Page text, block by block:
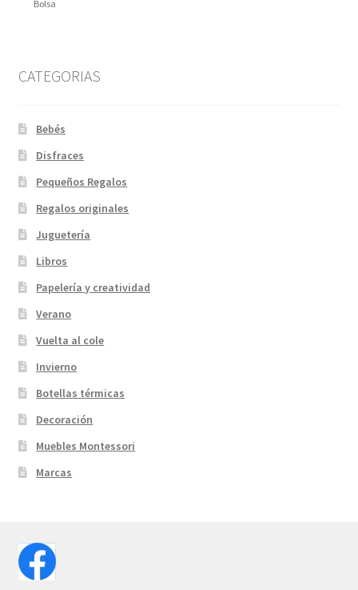
Bolsa
CATEGORIAS
Bebés
Disfraces
Pequeños Regalos
Regalos originales
Juguetería
Libros
Papelería y creatividad
Verano
Vuelta al cole
Invierno
Botellas térmicas
Decoración
Muebles Montessori
Marcas